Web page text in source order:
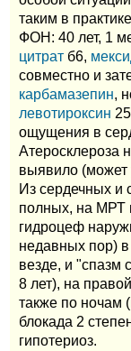
таким в
ФОН: 40 лет, 1
цитрат б6,
совместно и
карбамазепин,
левотироксин
ощущения в
Атеросклероза
выявило (может
Из сердечных и
полных, на МРТ
гидроцеф
недавных пор)
везде, и "спазм
8 лет), на
также по ночам
блокада 2
гипотериоз.